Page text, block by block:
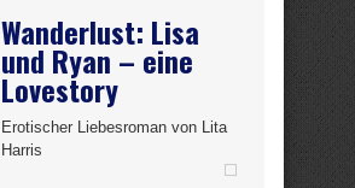
Wanderlust: Lisa
und Ryan – eine
Lovestory
Erotischer Liebesroman von Lita
Harris